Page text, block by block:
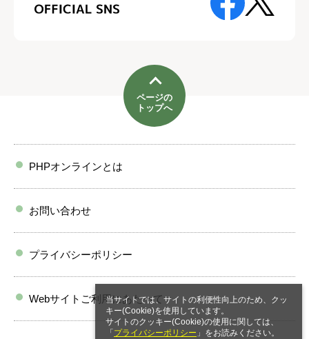
当サイトでは、サイトの利便性向上のため、クッ
キー(Cookie)を使用しています。
サイトのクッキー(Cookie)の使用に関しては、
「 プライバシーポリシー 」をお読みください。
ページの
トップへ
PHPオンラインとは
お問い合わせ
プライバシーポリシー
Webサイトご利用にあたって